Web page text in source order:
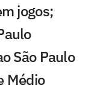
jogos;
São Paulo
Médio